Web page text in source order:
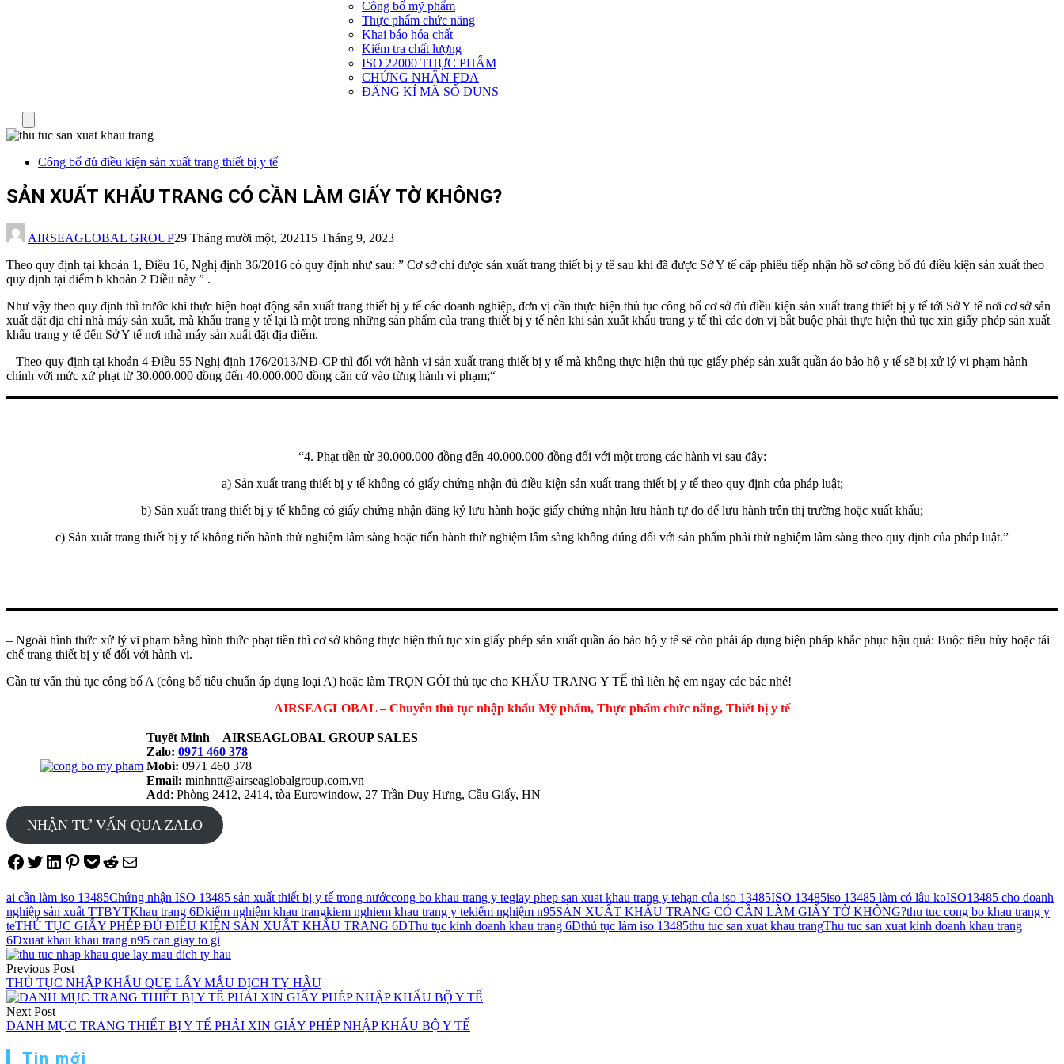
Dịch
vụ
khác
Công bố mỹ phẩm
Thực phẩm chức năng
Khai báo hóa chất
Kiểm tra chất lượng
ISO 22000 THỰC PHẨM
CHỨNG NHẬN FDA
ĐĂNG KÍ MÃ SỐ DUNS
Công bố đủ điều kiện sản xuất trang thiết bị y tế
SẢN XUẤT KHẨU TRANG CÓ CẦN LÀM GIẤY TỜ KHÔNG?
AIRSEAGLOBAL GROUP29 Tháng mười một, 202115 Tháng 9, 2023
Theo quy định tại khoản 1, Điều 16, Nghị định 36/2016 có quy định như sau: ” Cơ sở chỉ được sản xuất trang thiết bị y tế sau khi đã được Sở Y tế cấp phiếu tiếp nhận hồ sơ công bố đủ điều kiện sản xuất theo
quy định tại điểm b khoản 2 Điều này ” .
Như vậy theo quy định thì trước khi thực hiện hoạt động sản xuất trang thiết bị y tế các doanh nghiệp, đơn vị cần thực hiện thủ tục công bố cơ sở đủ điều kiện sản xuất trang thiết bị y tế tới Sở Y tế nơi cơ sở sản
xuất đặt địa chỉ nhà máy sản xuất, mà khẩu trang y tế lại là một trong những sản phẩm của trang thiết bị y tế nên khi sản xuất khẩu trang y tế thì các đơn vị bắt buộc phải thực hiện thủ tục xin giấy phép sản xuất
khẩu trang y tế đến Sở Y tế nơi nhà máy sản xuất đặt địa điểm.
– Theo quy định tại khoản 4 Điều 55 Nghị định 176/2013/NĐ-CP thì đối với hành vi sản xuất trang thiết bị y tế mà không thực hiện thủ tục giấy phép sản xuất quần áo bảo hộ y tế sẽ bị xử lý vi phạm hành
chính với mức xử phạt từ 30.000.000 đồng đến 40.000.000 đồng căn cứ vào từng hành vi phạm;“
“4. Phạt tiền từ 30.000.000 đồng đến 40.000.000 đồng đối với một trong các hành vi sau đây:
a) Sản xuất trang thiết bị y tế không có giấy chứng nhận đủ điều kiện sản xuất trang thiết bị y tế theo quy định của pháp luật;
b) Sản xuất trang thiết bị y tế không có giấy chứng nhận đăng ký lưu hành hoặc giấy chứng nhận lưu hành tự do để lưu hành trên thị trường hoặc xuất khẩu;
c) Sản xuất trang thiết bị y tế không tiến hành thử nghiệm lâm sàng hoặc tiến hành thử nghiệm lâm sàng không đúng đối với sản phẩm phải thử nghiệm lâm sàng theo quy định của pháp luật.”
– Ngoài hình thức xử lý vi phạm bằng hình thức phạt tiền thì cơ sở không thực hiện thủ tục xin giấy phép sản xuất quần áo bảo hộ y tế sẽ còn phải áp dụng biện pháp khắc phục hậu quả: Buộc tiêu hủy hoặc tái
chế trang thiết bị y tế đối với hành vi.
Cần tư vấn thủ tục công bố A (công bố tiêu chuẩn áp dụng loại A) hoặc làm TRỌN GÓI thủ tục cho KHẨU TRANG Y TẾ thì liên hệ em ngay các bác nhé!
AIRSEAGLOBAL – Chuyên thủ tục nhập khẩu Mỹ phẩm, Thực phẩm chức năng, Thiết bị y tế
Tuyết Minh – AIRSEAGLOBAL GROUP SALES
Zalo: 0971 460 378
Mobi: 0971 460 378
Email: minhntt@airseaglobalgroup.com.vn
Add: Phòng 2412, 2414, tòa Eurowindow, 27 Trần Duy Hưng, Cầu Giấy, HN
NHẬN TƯ VẤN QUA ZALO
Share on Facebook
Tweet on Twitter
Share on LinkedIn
Pin on Pinterest
Save to pocket
Share on Reddit
Share via Email
ai cần làm iso 13485Chứng nhận ISO 13485 sản xuất thiết bị y tế trong nướccong bo khau trang y tegiay phep san xuat khau trang y tehạn của iso 13485ISO 13485iso 13485 làm có lâu koISO13485 cho doanh
nghiệp sản xuất TTBYTKhau trang 6Dkiểm nghiệm khau trangkiem nghiem khau trang y tekiểm nghiệm n95SẢN XUẤT KHẨU TRANG CÓ CẦN LÀM GIẤY TỜ KHÔNG?thu tuc cong bo khau trang y
teTHỦ TỤC GIẤY PHÉP ĐỦ ĐIỀU KIỆN SẢN XUẤT KHẨU TRANG 6DThu tục kinh doanh khau trang 6Dthủ tục làm iso 13485thu tuc san xuat khau trangThu tuc san xuat kinh doanh khau trang
6Dxuat khau khau trang n95 can giay to gi
Điều
hướng
bài
viết
Previous Post
THỦ TỤC NHẬP KHẨU QUE LẤY MẪU DỊCH TỴ HẦU
Next Post
DANH MỤC TRANG THIẾT BỊ Y TẾ PHẢI XIN GIẤY PHÉP NHẬP KHẨU BỘ Y TẾ
Tin mới